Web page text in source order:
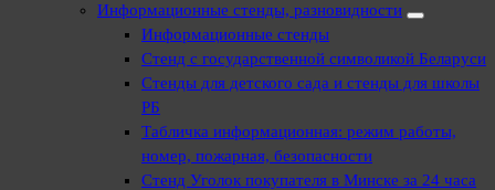
Информационные стенды, разновидности
Информационные стенды
Стенд с государственной символикой Беларуси
Стенды для детского сада и стенды для школы
РБ
Табличка информационная: режим работы,
номер, пожарная, безопасности
Стенд Уголок покупателя в Минске за 24 часа